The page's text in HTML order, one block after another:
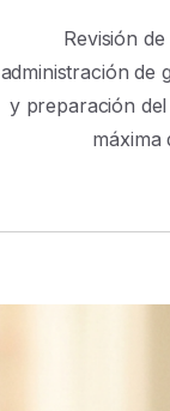
Revisión
administración de
y preparación
máxima